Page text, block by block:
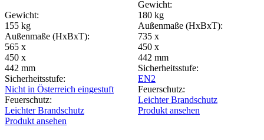
Gewicht:
155 kg
Außenmaße (HxBxT):
565 x
450 x
442 mm
Sicherheitsstufe:
Nicht in Österreich eingestuft
Feuerschutz:
Leichter Brandschutz
Produkt ansehen
Gewicht:
180 kg
Außenmaße (HxBxT):
735 x
450 x
442 mm
Sicherheitsstufe:
EN2
Feuerschutz:
Leichter Brandschutz
Produkt ansehen